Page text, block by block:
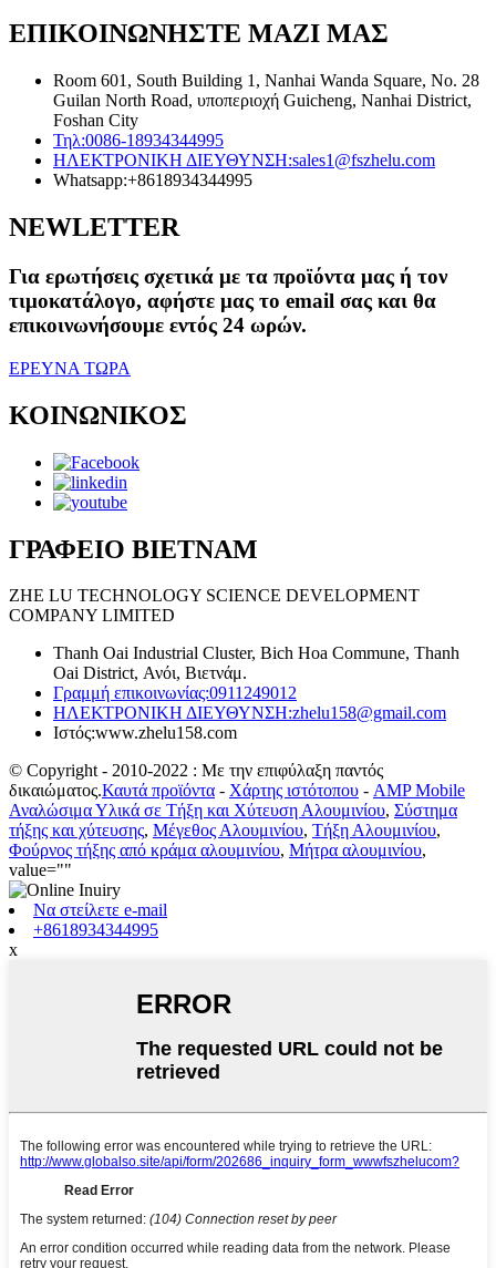
ΕΠΙΚΟΙΝΩΝΗΣΤΕ ΜΑΖΙ ΜΑΣ
Room 601, South Building 1, Nanhai Wanda Square, No. 28
Guilan North Road, υποπεριοχή Guicheng, Nanhai District,
Foshan City
Τηλ:0086-18934344995
ΗΛΕΚΤΡΟΝΙΚΗ ΔΙΕΥΘΥΝΣΗ:sales1@fszhelu.com
Whatsapp:+8618934344995
NEWLETTER
Για ερωτήσεις σχετικά με τα προϊόντα μας ή τον
τιμοκατάλογο, αφήστε μας το email σας και θα
επικοινωνήσουμε εντός 24 ωρών.
ΕΡΕΥΝΑ ΤΩΡΑ
ΚΟΙΝΩΝΙΚΟΣ
ΓΡΑΦΕΙΟ ΒΙΕΤΝΑΜ
ZHE LU TECHNOLOGY SCIENCE DEVELOPMENT
COMPANY LIMITED
Thanh Oai Industrial Cluster, Bich Hoa Commune, Thanh
Oai District, Ανόι, Βιετνάμ.
Γραμμή επικοινωνίας:0911249012
ΗΛΕΚΤΡΟΝΙΚΗ ΔΙΕΥΘΥΝΣΗ:zhelu158@gmail.com
Ιστός:www.zhelu158.com
© Copyright - 2010-2022 : Με την επιφύλαξη παντός
δικαιώματος.Καυτά προϊόντα - Χάρτης ιστότοπου - AMP Mobile
Αναλώσιμα Υλικά σε Τήξη και Χύτευση Αλουμινίου, Σύστημα
τήξης και χύτευσης, Μέγεθος Αλουμινίου, Τήξη Αλουμινίου,
Φούρνος τήξης από κράμα αλουμινίου, Μήτρα αλουμινίου,
value=""
Να στείλετε e-mail
+8618934344995
x